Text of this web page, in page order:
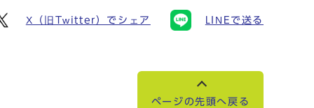
X（旧Twitter）でシェア LINEで送る
ページの先頭へ戻る